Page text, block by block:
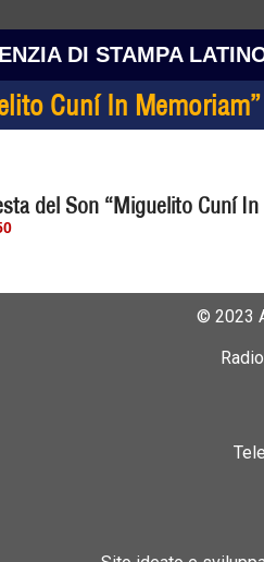
DI STAMPA
Cuní In
del Son “Miguelito Cuní
© 2023